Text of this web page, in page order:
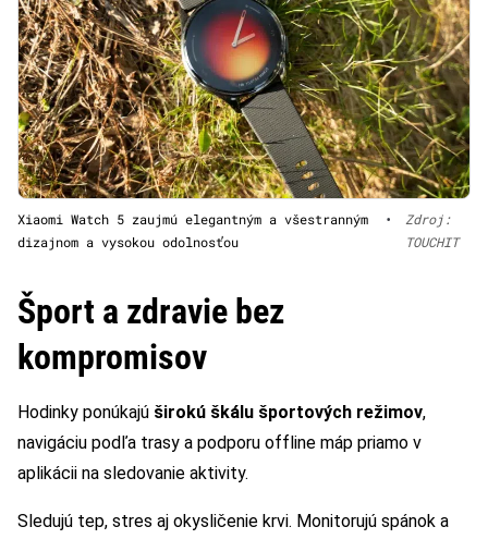
Xiaomi Watch 5 zaujmú elegantným a všestranným
dizajnom a vysokou odolnosťou
•
Zdroj:
TOUCHIT
Šport a zdravie bez
kompromisov
Hodinky ponúkajú širokú škálu športových režimov,
navigáciu podľa trasy a podporu offline máp priamo v
aplikácii na sledovanie aktivity.
Sledujú tep, stres aj okysličenie krvi. Monitorujú spánok a